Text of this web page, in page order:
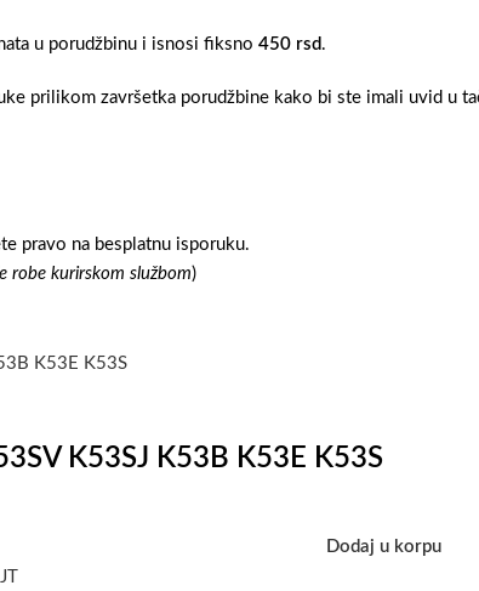
u porudžbinu i isnosi fiksno 450 rsd.
prilikom završetka porudžbine kako bi ste imali uvid u
pravo na besplatnu isporuku.
robe kurirskom službom)
K53SJ K53B K53E K53S
Dodaj u korpu